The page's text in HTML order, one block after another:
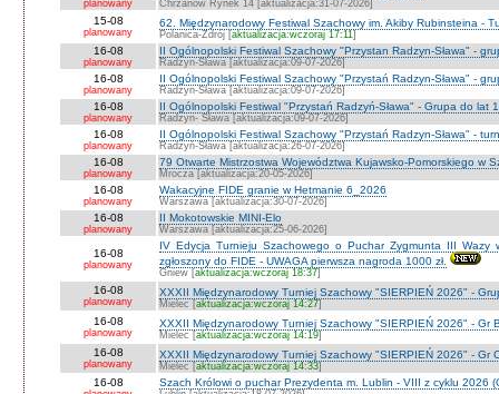
planowany Chrzanów Rynek 14 [aktualizacja:31-07-2026]
15-08
planowany
62. Międzynarodowy Festiwal Szachowy im. Akiby Rubinsteina -
Polanica-Zdrój [aktualizacja:wczoraj 17:11]
16-08
planowany
II Ogólnopolski Festiwal Szachowy "Przystan Radzyn-Sława" -
Radzyn-Sława [aktualizacja:09-07-2026]
16-08
planowany
II Ogólnopolski Festiwal Szachowy "Przystań Radzyn-Sława" -
Radzyn-Sława [aktualizacja:09-07-2026]
16-08
planowany
II Ogólnopolski Festiwal "Przystań Radzyń-Sława" - Grupa do lat
Radzyn- Sława [aktualizacja:09-07-2026]
16-08
planowany
II Ogólnopolski Festiwal Szachowy "Przystań Radzyn-Sława" -
Radzyń-Sława [aktualizacja:26-07-2026]
16-08
planowany
79 Otwarte Mistrzostwa Województwa Kujawsko-Pomorskiego w
Mrocza [aktualizacja:20-05-2026]
16-08
planowany
Wakacyjne FIDE granie w Hetmanie 6_2026
Warszawa [aktualizacja:30-07-2026]
16-08
planowany
II Mokotowskie MINI-Elo
Warszawa [aktualizacja:25-06-2026]
16-08
planowany
IV Edycja Turnieju Szachowego o Puchar Zygmunta III Wazy
zgłoszony do FIDE - UWAGA pierwsza nagroda 1000 zł.
Gniew [aktualizacja:wczoraj 18:37]
16-08
planowany
XXXII Międzynarodowy Turniej Szachowy "SIERPIEŃ 2026" -
Mielec [aktualizacja:wczoraj 14:27]
16-08
planowany
XXXII Międzynarodowy Turniej Szachowy "SIERPIEŃ 2026" - Gr
Mielec [aktualizacja:wczoraj 14:19]
16-08
planowany
XXXII Międzynarodowy Turniej Szachowy "SIERPIEŃ 2026" - Gr
Mielec [aktualizacja:wczoraj 14:33]
16-08 Szach Królowi o puchar Prezydenta m. Lublin - VIII z cyklu 2026